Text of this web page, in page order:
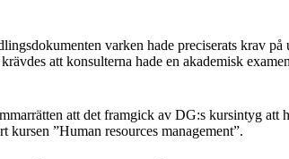
varken hade preciserats krav
att konsulterna hade en akademisk
att det framgick av DG:s kursintyg att
”Human resources management”.